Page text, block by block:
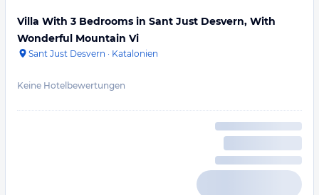
Villa With 3 Bedrooms in Sant Just Desvern, With
Wonderful Mountain Vi
Sant Just Desvern · Katalonien
Keine Hotelbewertungen